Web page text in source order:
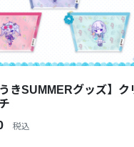
うきSUMMERグッズ】ク
税込